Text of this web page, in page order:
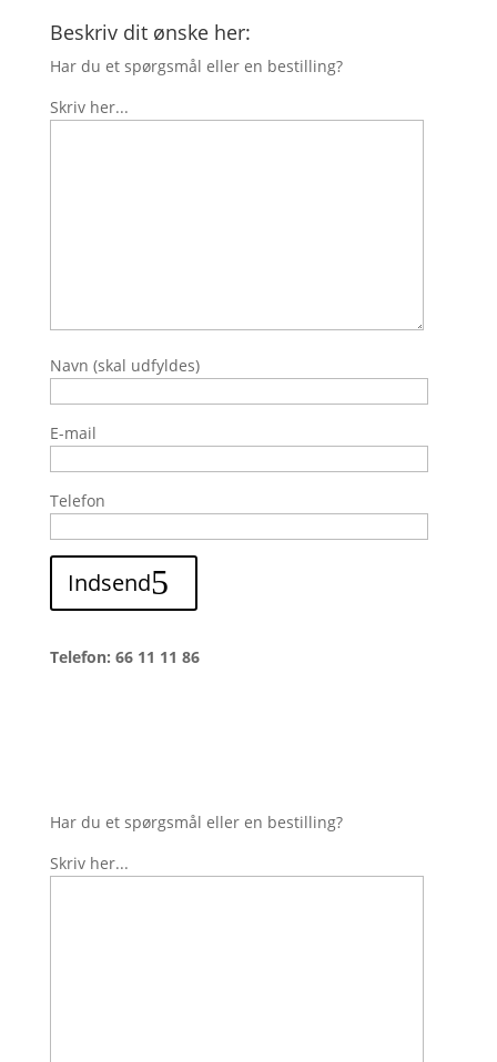
Beskriv dit ønske her:
Har du et spørgsmål eller en bestilling?
Skriv her...
Navn (skal udfyldes)
E-mail
Telefon
Indsend
Telefon: 66 11 11 86
Har du et spørgsmål eller en bestilling?
Skriv her...